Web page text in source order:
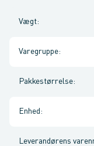
Vægt:
Varegruppe:
Pakkestørrelse:
Enhed :
Leverandørens